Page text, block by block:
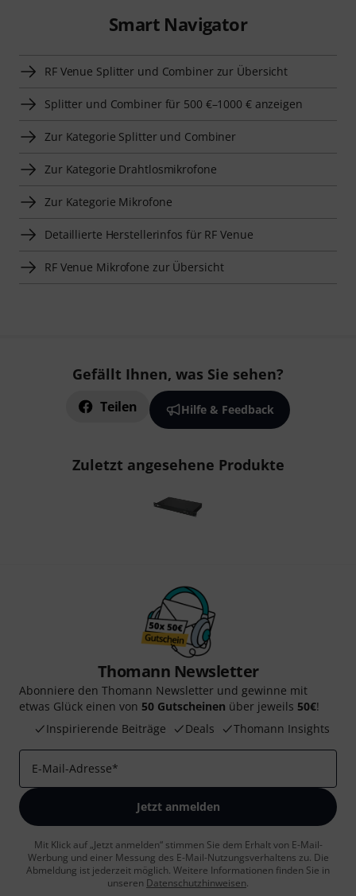
Smart Navigator
RF Venue Splitter und Combiner zur Übersicht
Splitter und Combiner für 500 €–1000 € anzeigen
Zur Kategorie Splitter und Combiner
Zur Kategorie Drahtlosmikrofone
Zur Kategorie Mikrofone
Detaillierte Herstellerinfos für RF Venue
RF Venue Mikrofone zur Übersicht
Gefällt Ihnen, was Sie sehen?
Teilen Hilfe & Feedback
Zuletzt angesehene Produkte
Thomann Newsletter
Abonniere den Thomann Newsletter und gewinne mit
etwas Glück einen von 50 Gutscheinen über jeweils 50€!
Inspirierende Beiträge
Deals Thomann Insights
E-Mail-Adresse*
Jetzt anmelden
Mit Klick auf „Jetzt anmelden“ stimmen Sie dem Erhalt von E-Mail-
Werbung und einer Messung des E-Mail-Nutzungsverhaltens zu. Die
Abmeldung ist jederzeit möglich. Weitere Informationen finden Sie in
unseren Datenschutzhinweisen.